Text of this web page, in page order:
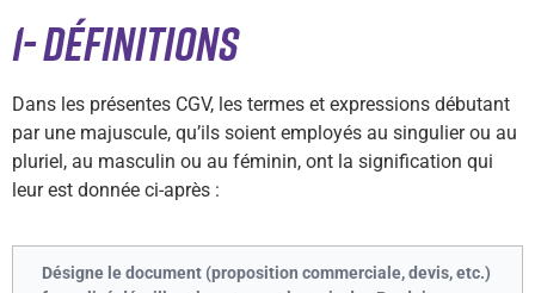
1- DÉFINITIONS
Dans les présentes CGV, les termes et expressions débutant
par une majuscule, qu’ils soient employés au singulier ou au
pluriel, au masculin ou au féminin, ont la signification qui
leur est donnée ci-après :